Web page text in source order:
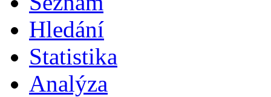
Hledání
Statistika
Analýza